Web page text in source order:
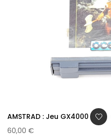
AMSTRAD : Jeu GX4000 -...
60,00 €